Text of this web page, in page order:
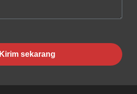
Kirim sekarang